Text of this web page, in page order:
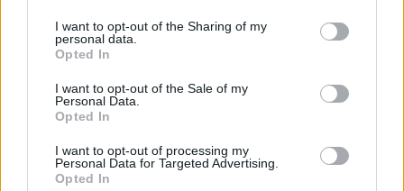
I want to opt-out of the Sharing of my
personal data.
Opted In
I want to opt-out of the Sale of my
Personal Data.
Opted In
I want to opt-out of processing my
Personal Data for Targeted Advertising.
Opted In
Rozhovory
říká jeho otec
volejbalistů i změny v týmu. Cílem zůstává
play off